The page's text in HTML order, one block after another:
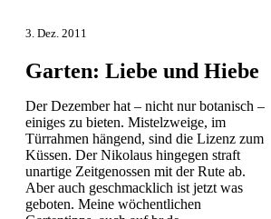
3. Dez. 2011
Garten: Liebe und Hiebe
Der Dezember hat – nicht nur botanisch –
einiges zu bieten. Mistelzweige, im
Türrahmen hängend, sind die Lizenz zum
Küssen. Der Nikolaus hingegen straft
unartige Zeitgenossen mit der Rute ab.
Aber auch geschmacklich ist jetzt was
geboten. Meine wöchentlichen